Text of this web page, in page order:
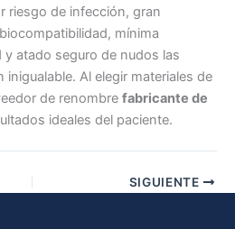
riesgo de infección, gran
mínima
atado seguro de nudos las
Al elegir materiales de
de renombre fabricante de
ideales del paciente.
SIGUIENTE